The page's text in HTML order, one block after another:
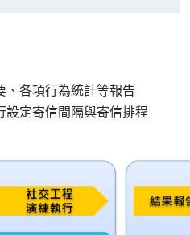
、各項行為統計等報告
設定寄信間隔與寄信排程